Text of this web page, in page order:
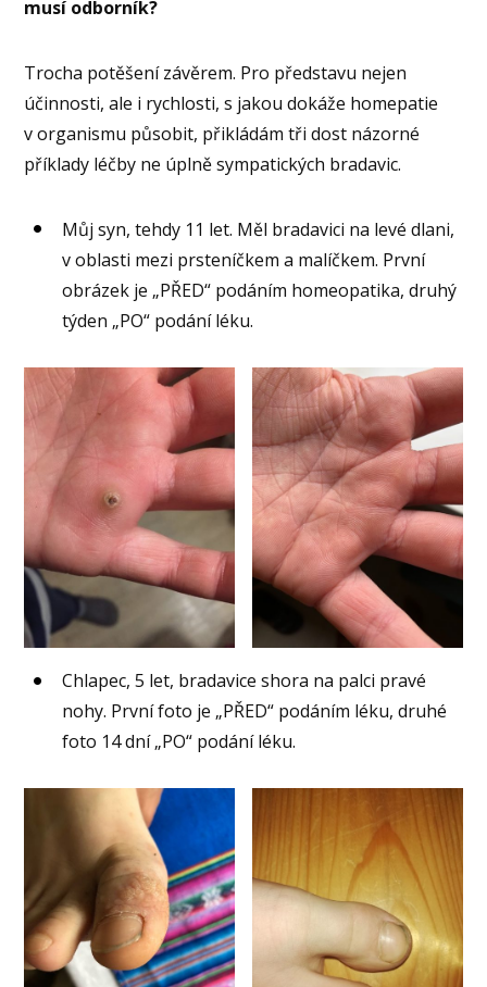
musí odborník?
Trocha potěšení závěrem. Pro představu nejen
účinnosti, ale i rychlosti, s jakou dokáže homepatie
v organismu působit, přikládám tři dost názorné
příklady léčby ne úplně sympatických bradavic.
Můj syn, tehdy 11 let. Měl bradavici na levé dlani,
v oblasti mezi prsteníčkem a malíčkem. První
obrázek je „PŘED“ podáním homeopatika, druhý
týden „PO“ podání léku.
Chlapec, 5 let, bradavice shora na palci pravé
nohy. První foto je „PŘED“ podáním léku, druhé
foto 14 dní „PO“ podání léku.